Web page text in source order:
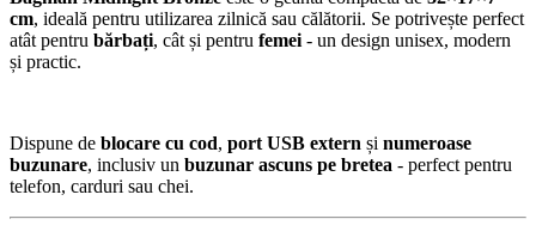
cm, ideală pentru utilizarea zilnică sau călătorii. Se potrivește perfect
atât pentru bărbați, cât și pentru femei- un design unisex, modern
și practic.
Dispune de blocare cu cod, port USB extern și numeroase
buzunare, inclusiv un buzunar ascuns pe bretea - perfect pentru
telefon, carduri sau chei.